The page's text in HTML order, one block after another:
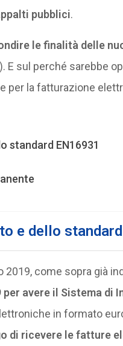
pubblici.
le finalità delle
E sul perché sarebbe
per la fatturazione
standard EN16931
e dello
come sopra già
avere il Sistema di
in formato
di ricevere le fatture